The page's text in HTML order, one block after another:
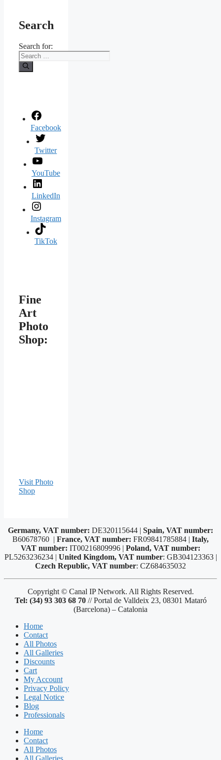
Search
Search for:
Facebook
Twitter
YouTube
LinkedIn
Instagram
TikTok
Fine
Art
Photo
Shop:
Visit Photo
Shop
Germany, VAT number: DE320115644 | Spain, VAT number:
B60678760 | France, VAT number: FR09841785884 | Italy,
VAT number: IT00216809996 | Poland, VAT number:
PL5263236234 | United Kingdom, VAT number: GB304123363 |
Czech Republic, VAT number: CZ684635032
Copyright © Canal IP Network. All Rights Reserved.
Tel: (34) 93 303 68 70// Portal de Valldeix 23, 08301 Mataró
(Barcelona) – Catalonia
Home
Contact
All Photos
All Galleries
Discounts
Cart
My Account
Privacy Policy
Legal Notice
Blog
Professionals
Home
Contact
All Photos